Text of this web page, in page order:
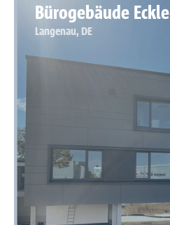
Bürogebäude Eckle
Langenau, DE